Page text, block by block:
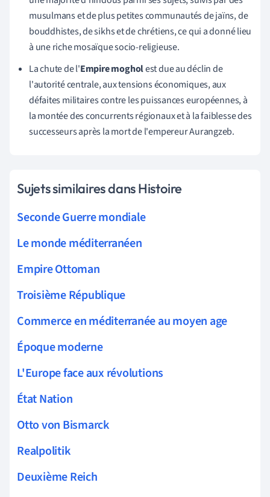
musulmans et de plus petites communautés de jaïns, de
bouddhistes, de sikhs et de chrétiens, ce qui a donné lieu
à une riche mosaïque socio-religieuse.
La chute de l'Empire mogholest due au déclin de
l'autorité centrale, aux tensions économiques, aux
défaites militaires contre les puissances européennes, à
la montée des concurrents régionaux et à la faiblesse des
successeurs après la mort de l'empereur Aurangzeb.
Sujets similaires dans Histoire
Seconde Guerre mondiale
Le monde méditerranéen
Empire Ottoman
Troisième République
Commerce en méditerranée au moyen age
Époque moderne
L'Europe face aux révolutions
État Nation
Otto von Bismarck
Realpolitik
Deuxième Reich